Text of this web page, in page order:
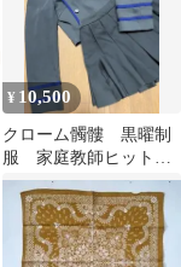
¥ 10,500
クローム髑髏 黒曜制
服 家庭教師ヒットマ
ンREBORN!